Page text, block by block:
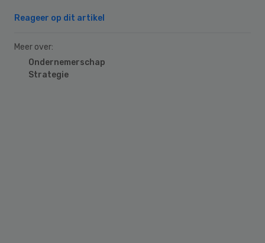
Reageer op dit artikel
Meer over:
Ondernemerschap
Strategie